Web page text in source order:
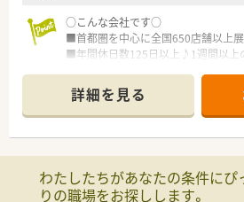
■育児休暇は最大3歳まで、時短勤務
適用となりますので、子育て中の薬
職場です。
○こんな会社です○
■首都圏を中心に全国650店舗以上展
■年間休日数125日以上♪1週間以上
■産休育休取得率100％、復帰率98％
枠や育児補助金、ベビーシッターサ
支援も豊富です。
■教育制度は業界随一。現場業務に
■業界最多の外部認定資格取得者数
務制度、在宅医療研修や認定取得強化
せる環境です。
詳細を見る
わたしたちがあなたの条件にぴ
りの職場をお探しします。